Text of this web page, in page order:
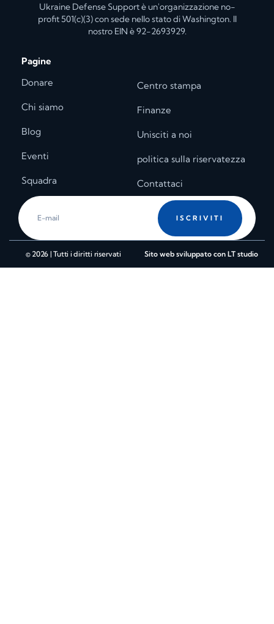
Ukraine Defense Support è un'organizzazione no-
profit 501(c)(3) con sede nello stato di Washington. Il
nostro EIN è 92-2693929.
Pagine
Donare
Chi siamo
Blog
Eventi
Squadra
Centro stampa
Finanze
Unisciti a noi
politica sulla riservatezza
Contattaci
ISCRIVITI
© 2026 | Tutti i diritti riservati Sito web sviluppato con LT studio